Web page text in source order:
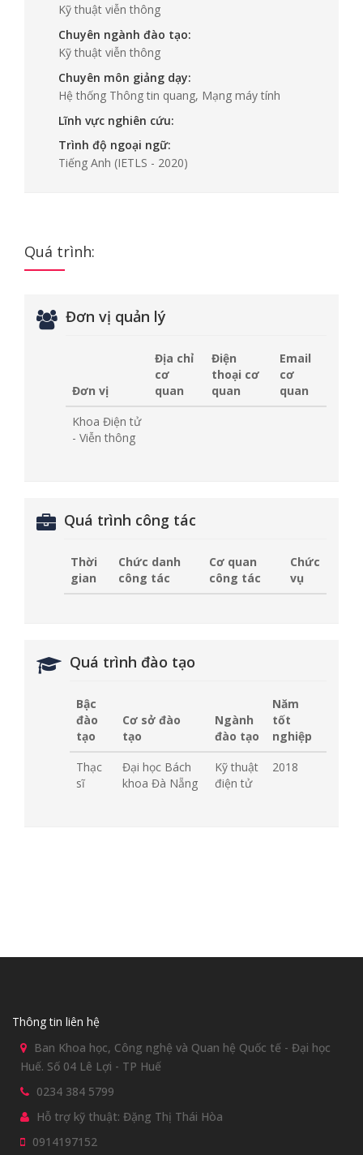
Kỹ thuật viễn thông
Chuyên ngành đào tạo:
Kỹ thuật viễn thông
Chuyên môn giảng dạy:
Hệ thống Thông tin quang, Mạng máy tính
Lĩnh vực nghiên cứu:
Trình độ ngoại ngữ:
Tiếng Anh (IETLS - 2020)
Quá trình:
Đơn vị quản lý
Đơn vị
Địa chỉ
cơ
quan
Điện
thoại cơ
quan
Email
cơ
quan
Khoa Điện tử
- Viễn thông
Quá trình công tác
Thời
gian
Chức danh
công tác
Cơ quan
công tác
Chức
vụ
Quá trình đào tạo
Bậc
đào
tạo
Cơ sở đào
tạo
Ngành
đào tạo
Năm
tốt
nghiệp
Thạc
sĩ
Đại học Bách
khoa Đà Nẵng
Kỹ thuật
điện tử
2018
Thông tin liên hệ
Ban Khoa học, Công nghệ và Quan hệ Quốc tế - Đại học
Huế. Số 04 Lê Lợi - TP Huế
0234 384 5799
Hỗ trợ kỹ thuật: Đặng Thị Thái Hòa
0914197152